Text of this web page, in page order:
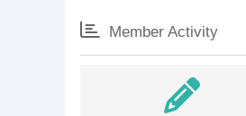
Member Activity